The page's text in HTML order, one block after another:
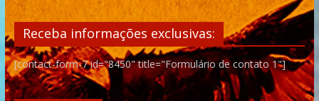
Receba informações exclusivas:
[contact-form-7 id="8450" title="Formulário de contato 1"]